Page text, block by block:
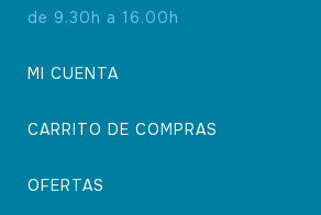
de 9.30h a 16.00h
MI CUENTA
CARRITO DE COMPRAS
OFERTAS